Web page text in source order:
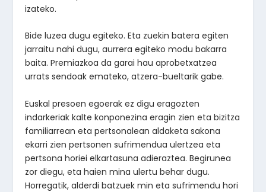
izateko.
Bide luzea dugu egiteko. Eta zuekin batera egiten
jarraitu nahi dugu, aurrera egiteko modu bakarra
baita. Premiazkoa da garai hau aprobetxatzea
urrats sendoak emateko, atzera-bueltarik gabe.
Euskal presoen egoerak ez digu eragozten
indarkeriak kalte konponezina eragin zien eta bizitza
familiarrean eta pertsonalean aldaketa sakona
ekarri zien pertsonen sufrimendua ulertzea eta
pertsona horiei elkartasuna adieraztea. Begirunea
zor diegu, eta haien mina ulertu behar dugu.
Horregatik, alderdi batzuek min eta sufrimendu hori